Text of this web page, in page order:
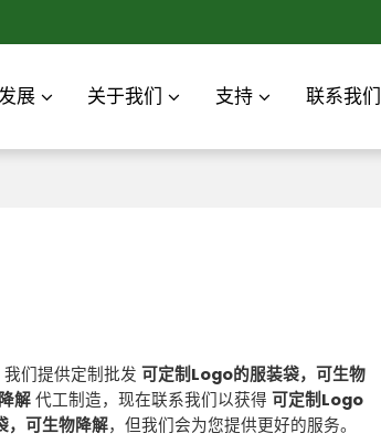
展 关于我们 支持 联系我们
们提供定制批发 可定制Logo的服装袋，可生物
解代工制造，现在联系我们以获得 可定制Logo
，可生物降解，但我们会为您提供更好的服务。